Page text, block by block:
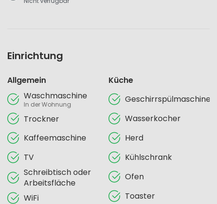
Einrichtung
Allgemein
Waschmaschine
In der Wohnung
Trockner
Kaffeemaschine
TV
Schreibtisch oder
Arbeitsfläche
WiFi
Küche
Geschirrspülmaschine
Wasserkocher
Herd
Kühlschrank
Ofen
Toaster